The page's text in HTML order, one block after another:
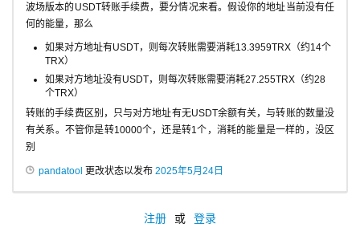
波场版本的USDT转账手续费，要分情况来看。假设你的地址当前没有任
何的能量，那么
如果对方地址有USDT，则每次转账需要消耗13.3959TRX（约14个
TRX）
如果对方地址没有USDT，则每次转账需要消耗27.255TRX（约28
个TRX）
转账的手续费区别，只与对方地址有无USDT余额有关，与转账的数量没
有关系。不管你是转10000个，还是转1个，消耗的能量是一样的，没区
别
pandatool 更改状态以发布 2025年5月24日
注册 或 登录